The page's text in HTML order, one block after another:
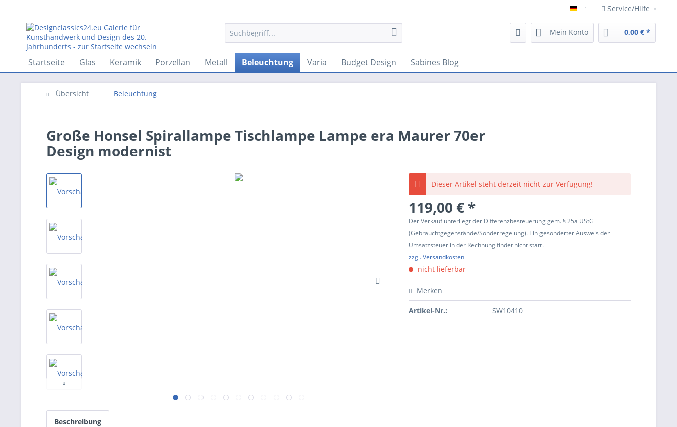
Deutsch Service/Hilfe
Mein Konto 0,00 € *
Startseite Glas Keramik Porzellan Metall Beleuchtung Varia Budget Design Sabines Blog
Übersicht Beleuchtung
Große Honsel Spirallampe Tischlampe Lampe era Maurer 70er
Design modernist
Dieser Artikel steht derzeit nicht zur Verfügung!
119,00 € *
Der Verkauf unterliegt der Differenzbesteuerung gem. § 25a UStG
(Gebrauchtgegenstände/Sonderregelung). Ein gesonderter Ausweis der
Umsatzsteuer in der Rechnung findet nicht statt.
zzgl. Versandkosten
nicht lieferbar
Merken
Artikel-Nr.: SW10410
Beschreibung